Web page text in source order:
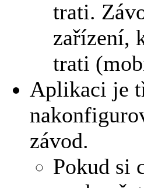
trati.
zařízení,
trati
Aplikaci je
závod.
Pokud si